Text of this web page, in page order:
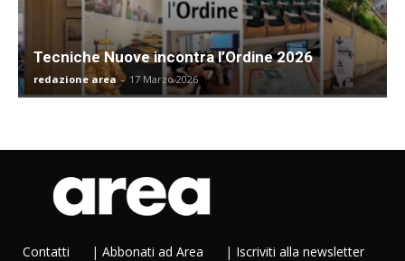
Tecniche Nuove incontra l’Ordine 2026
redazione area - 17 Marzo 2026
Contatti | Abbonati ad Area | Iscriviti alla newsletter